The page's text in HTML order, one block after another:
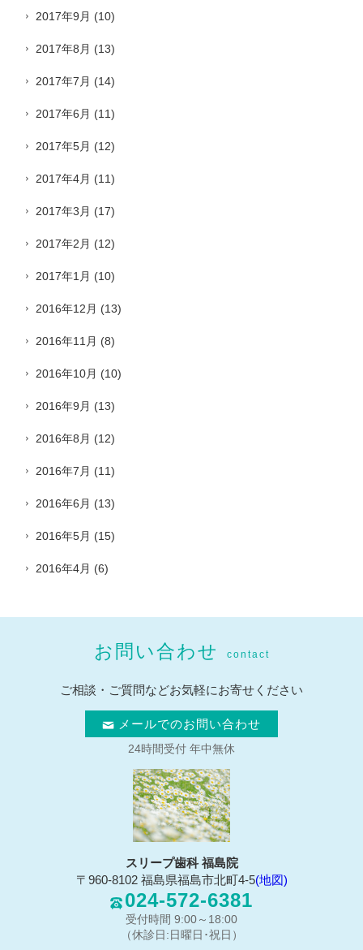
2017年9月 (10)
2017年8月 (13)
2017年7月 (14)
2017年6月 (11)
2017年5月 (12)
2017年4月 (11)
2017年3月 (17)
2017年2月 (12)
2017年1月 (10)
2016年12月 (13)
2016年11月 (8)
2016年10月 (10)
2016年9月 (13)
2016年8月 (12)
2016年7月 (11)
2016年6月 (13)
2016年5月 (15)
2016年4月 (6)
お問い合わせ contact
ご相談・ご質問などお気軽にお寄せください
メールでのお問い合わせ
24時間受付 年中無休
スリープ歯科 福島院
〒960-8102 福島県福島市北町4-5(地図)
024-572-6381
受付時間 9:00～18:00
（休診日:日曜日･祝日）